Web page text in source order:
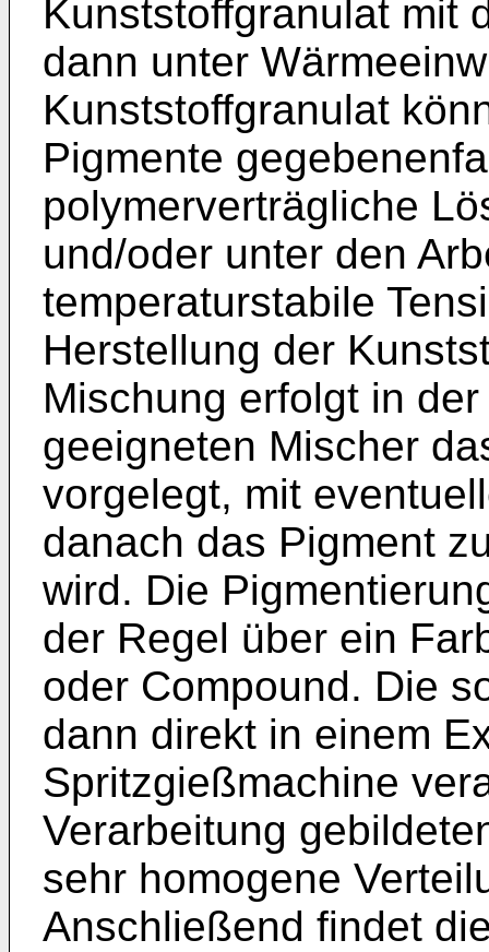
Kunststoffgranulat mit
dann unter
Kunststoffgranulat
Pigmente
polymerverträgliche
und/oder unter den
temperaturstabile
Herstellung der
Mischung erfolgt in
geeigneten Mischer
vorgelegt, mit
danach das Pigment
wird. Die
der Regel über ein
oder Compound. Die
dann direkt in einem
Spritzgießmachine
Verarbeitung
sehr homogene
Anschließend findet